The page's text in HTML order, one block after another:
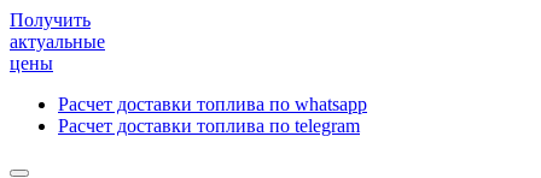
Получить
актуальные
цены
Расчет доставки топлива по whatsapp
Расчет доставки топлива по telegram